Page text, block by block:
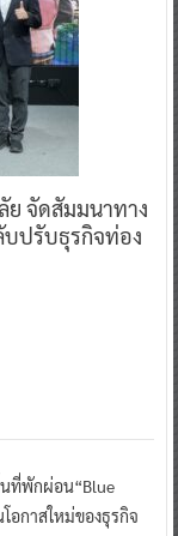
จัดสัมมนาทาง
บปรับธุรกิจท่อง
นที่พักผ่อน“Blue
อกาสใหม่ของธุรกิจ